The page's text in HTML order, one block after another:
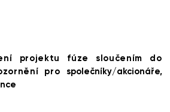
projektu fúze sloučením do
pro společníky/akcionáře,